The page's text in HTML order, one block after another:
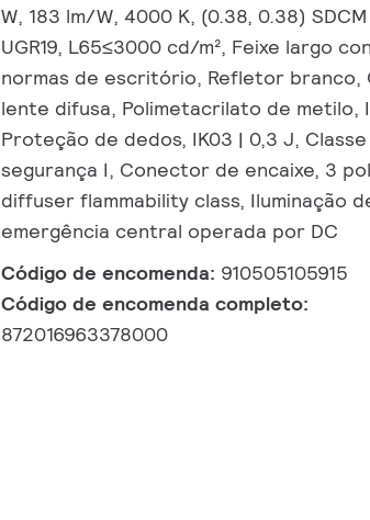
W, 183 lm/W, 4000 K, (0.38, 0.38) SDCM
UGR19, L65≤3000 cd/m², Feixe largo
normas de escritório, Refletor branco,
lente difusa, Polimetacrilato de metilo,
Proteção de dedos, IK03 | 0,3 J,
segurança I, Conector de encaixe, 3
diffuser flammability class, Iluminação
emergência central operada por DC
Código de encomenda: 910505105915
Código de encomenda completo:
872016963378000